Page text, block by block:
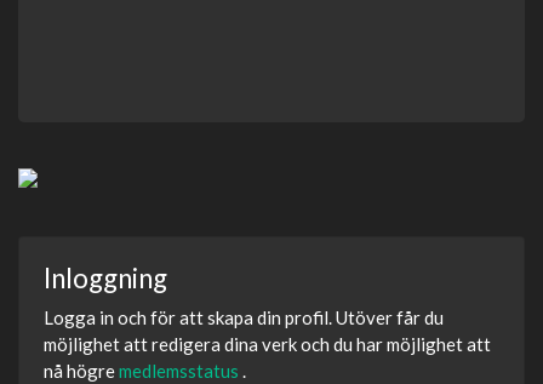
Inloggning
Logga in och för att skapa din profil. Utöver får du
möjlighet att redigera dina verk och du har möjlighet att
nå högremedlemsstatus .